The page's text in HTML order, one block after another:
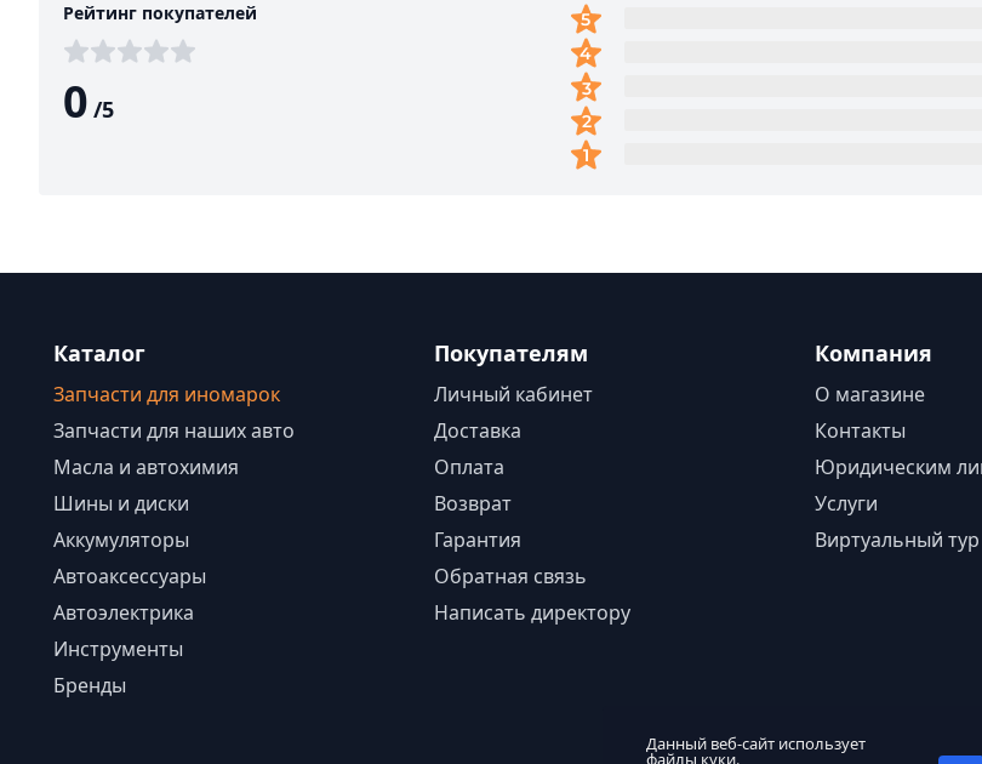
Рейтинг покупателей
0 /5
Каталог
Запчасти для иномарок
Запчасти для наших авто
Масла и автохимия
Шины и диски
Аккумуляторы
Автоаксессуары
Автоэлектрика
Инструменты
Бренды
Покупателям
Личный кабинет
Доставка
Оплата
Возврат
Гарантия
Обратная связь
Написать директору
Компания
О магазине
Контакты
Юридическим
Услуги
Виртуальный
Данный веб-сайт использует
файлы куки.